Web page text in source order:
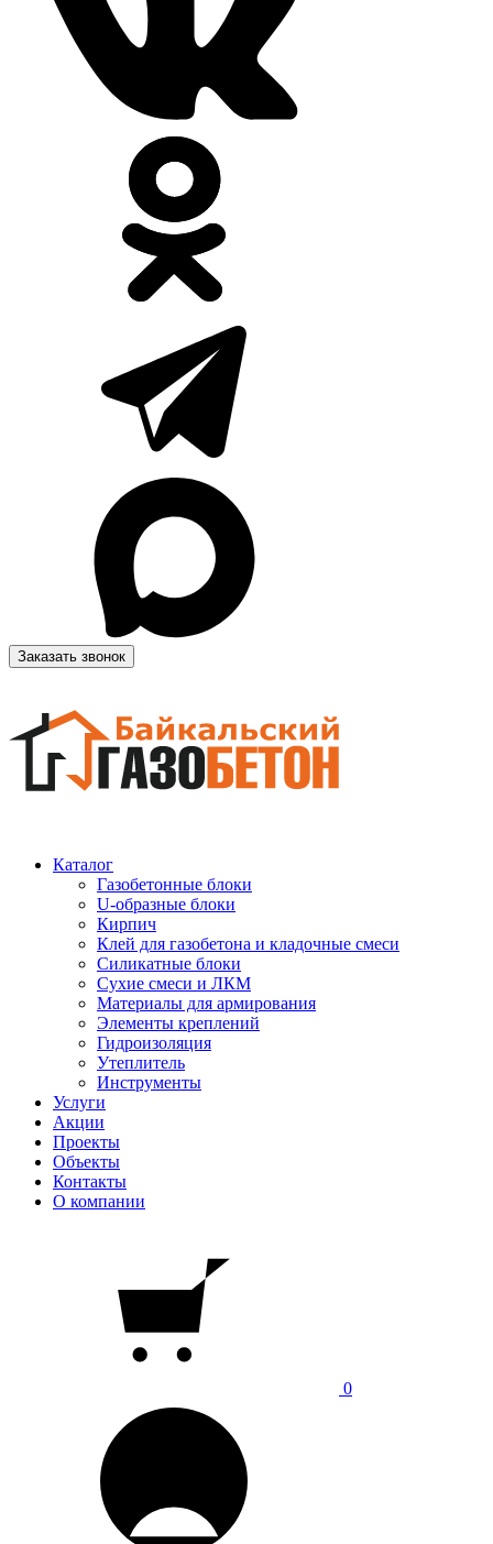
Заказать звонок
Каталог
Газобетонные блоки
U-образные блоки
Кирпич
Клей для газобетона и кладочные смеси
Силикатные блоки
Сухие смеси и ЛКМ
Материалы для армирования
Элементы креплений
Гидроизоляция
Утеплитель
Инструменты
Услуги
Акции
Проекты
Объекты
Контакты
О компании
0